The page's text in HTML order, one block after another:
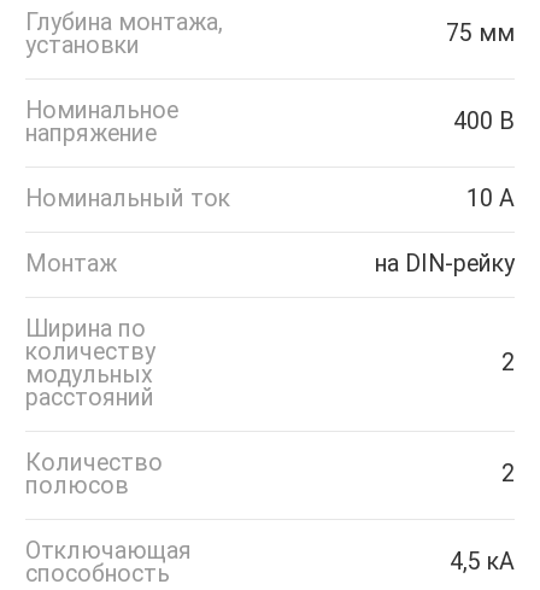
Глубина монтажа,
установки
75 мм
Номинальное
напряжение
400 В
Номинальный ток 10 А
Монтаж на DIN-рейку
Ширина по
количеству
модульных
расстояний
2
Количество
полюсов
2
Отключающая
способность
4,5 кА